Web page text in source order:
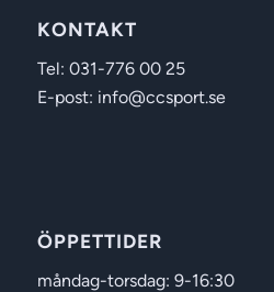
KONTAKT
Tel: 031-776 00 25
E-post: info@ccsport.se
ÖPPETTIDER
måndag-torsdag: 9-16:30